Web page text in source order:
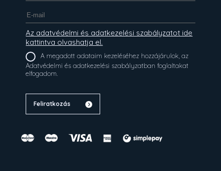
Az adatvédelmi és adatkezelési szabályzatot ide
kattintva olvashatja el.
A megadott adataim kezeléséhez hozzájárulok, az
Adatvédelmi és adatkezelési szabályzatban foglaltakat
elfogadom.
Feliratkozás